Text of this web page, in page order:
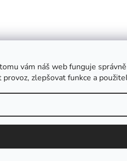
vám náš web funguje
provoz, zlepšovat funkce a